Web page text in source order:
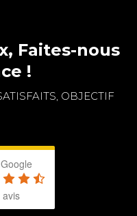
Faites-nous
!
OBJECTIF
avis